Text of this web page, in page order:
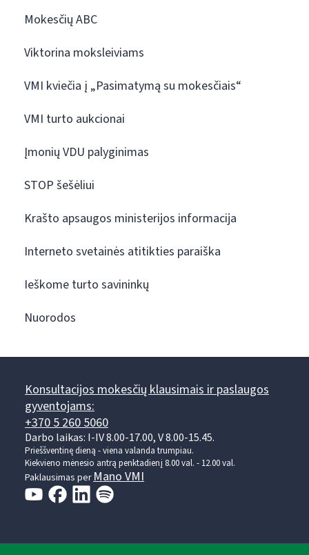
Mokesčių ABC
Viktorina moksleiviams
VMI kviečia į „Pasimatymą su mokesčiais“
VMI turto aukcionai
Įmonių VDU palyginimas
STOP šešėliui
Krašto apsaugos ministerijos informacija
Interneto svetainės atitikties paraiška
Ieškome turto savininkų
Nuorodos
Konsultacijos mokesčių klausimais ir paslaugos
gyventojams:
+370 5 260 5060
Darbo laikas: I-IV 8.00-17.00, V 8.00-15.45.
Prieššventinę dieną - viena valanda trumpiau.
Kiekvieno mėnesio antrą penktadienį 8.00 val. - 12.00 val.
Paklausimas perMano VMI